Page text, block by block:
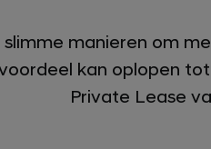
manieren om
kan oplopen
Private Lease